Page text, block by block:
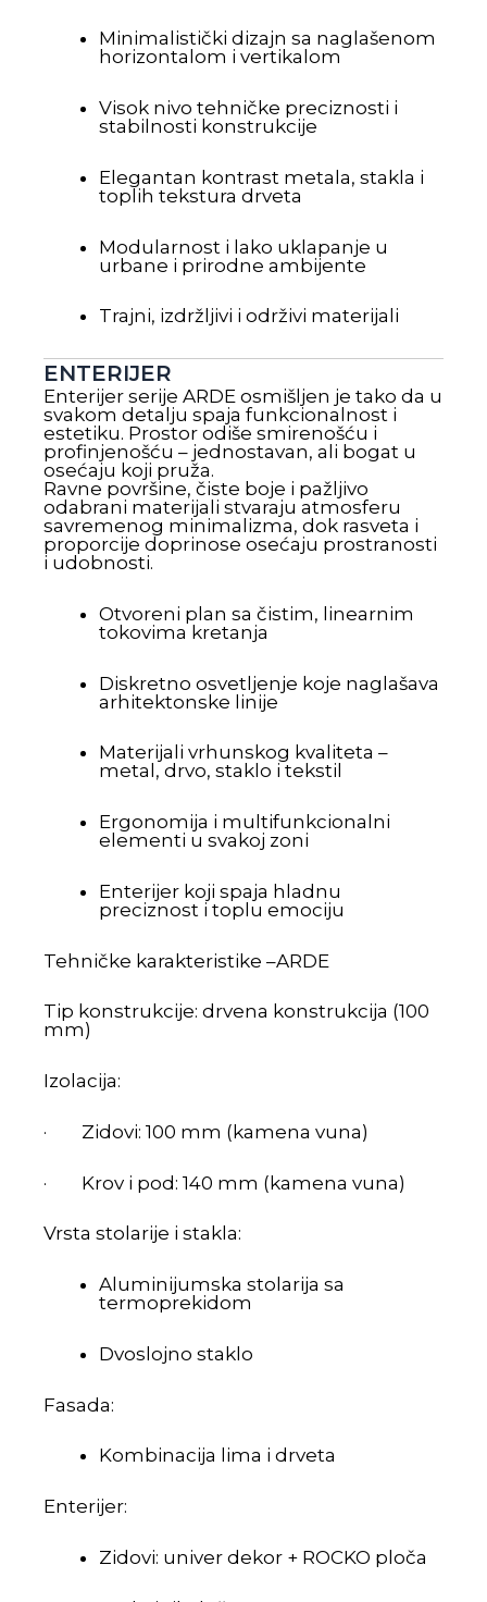
Minimalistički dizajn sa naglašenom
horizontalom i vertikalom
Visok nivo tehničke preciznosti i
stabilnosti konstrukcije
Elegantan kontrast metala, stakla i
toplih tekstura drveta
Modularnost i lako uklapanje u
urbane i prirodne ambijente
Trajni, izdržljivi i održivi materijali
ENTERIJER
Enterijer serije ARDE osmišljen je tako da u
svakom detalju spaja funkcionalnost i
estetiku. Prostor odiše smirenošću i
profinjenošću – jednostavan, ali bogat u
osećaju koji pruža.
Ravne površine, čiste boje i pažljivo
odabrani materijali stvaraju atmosferu
savremenog minimalizma, dok rasveta i
proporcije doprinose osećaju prostranosti
i udobnosti.
Otvoreni plan sa čistim, linearnim
tokovima kretanja
Diskretno osvetljenje koje naglašava
arhitektonske linije
Materijali vrhunskog kvaliteta –
metal, drvo, staklo i tekstil
Ergonomija i multifunkcionalni
elementi u svakoj zoni
Enterijer koji spaja hladnu
preciznost i toplu emociju
Tehničke karakteristike –ARDE
Tip konstrukcije: drvena konstrukcija (100
mm)
Izolacija:
· Zidovi: 100 mm (kamena vuna)
· Krov i pod: 140 mm (kamena vuna)
Vrsta stolarije i stakla:
Aluminijumska stolarija sa
termoprekidom
Dvoslojno staklo
Fasada:
Kombinacija lima i drveta
Enterijer:
Zidovi: univer dekor + ROCKO ploča